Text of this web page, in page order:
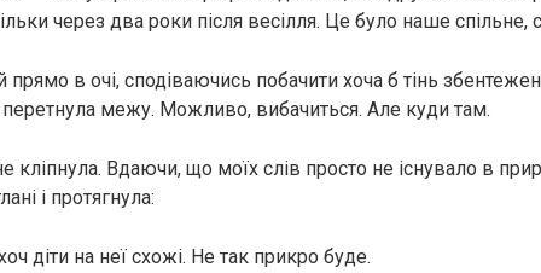
через два роки після весілля. Це було наше спільне,
прямо в очі, сподіваючись побачити хоча б тінь
межу. Можливо, вибачиться. Але куди там.
кліпнула. Вдаючи, що моїх слів просто не існувало в
і протягнула:
діти на неї схожі. Не так прикро буде.